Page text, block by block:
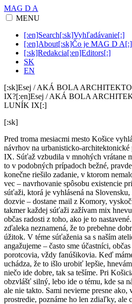
MAG D A
MENU
[:en]Search[:sk]Vyhľadávanie[:]
[:en]About[:sk]Čo je MAG D A[:]
[:sk]Redakcia[:en]Editors[:]
SK
EN
[:sk]Esej / AKÁ BOLA
IX?[:en]Esej / AKÁ BOLA
LUNÍK IX[:]
[:sk]
Pred troma mesiacmi mesto Košice
návrhov na urbanisticko-
IX. Súťaž vzbudila v mnohých vrátane
to v podobných prípadoch bežné,
konečne riešilo zadanie, v ktorom
vec – navrhovanie spôsobu existencie
súťaži, ktorá je vyhlásená na
dozvie – dostane mail z Komory,
takmer každej súťaži zažívam mix
občas radosti z toho, ako je to
zďaleka neznamená, že to prebehne
úžitok. V téme súťaženia sa s naším
angažujeme – často sme účastníci,
porotcovia, vždy fanúšikovia. Keď
uchádza, že to išlo urobiť lepšie,
niečo ide dobre, tak sa tešíme. Pri
obzvlášť silný, lebo ide o tému, kde sa
ale nie takto. Sami nevieme presne ako,
prostredie, poznáme ho len zdiaľky, ale